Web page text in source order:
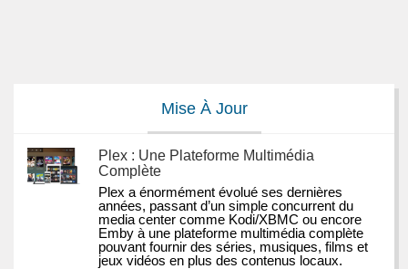
Mise À Jour
Plex : Une Plateforme Multimédia
Complète
Plex a énormément évolué ses dernières
années, passant d’un simple concurrent du
media center comme Kodi/XBMC ou encore
Emby à une plateforme multimédia complète
pouvant fournir des séries, musiques, films et
jeux vidéos en plus des contenus locaux.